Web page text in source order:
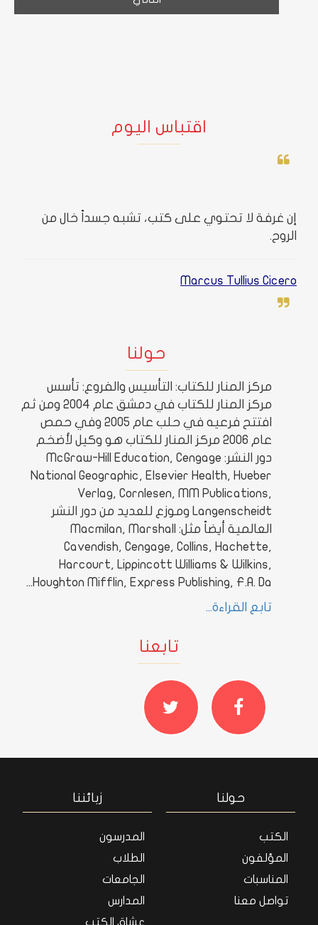
التالي
اقتباس اليوم
إن غرفة لا تحتوي على كتب، تشبه جسداً خال من
الروح.
Marcus Tullius Cicero
حولنا
مركز المنار للكتاب: التأسيس والفروع: تأسس
مركز المنار للكتاب في دمشق عام 2004 ومن ثم
افتتح فرعيه في حلب عام 2005 وفي حمص
عام 2006 مركز المنار للكتاب هو وكيل لأضخم
دور النشر: McGraw-Hill Education, Cengage
National Geographic, Elsevier Health, Hueber
Verlag, Cornlesen, MM Publications,
Langenscheidt وموزع للعديد من دور النشر
العالمية أيضاً مثل: Macmilan, Marshall
Cavendish, Cengage, Collins, Hachette,
Harcourt, Lippincott Williams & Wilkins,
Houghton Mifflin, Express Publishing, F.A. Da...
تابع القراءة...
تابعنا
حولنا
الكتب
المؤلفون
المناسبات
تواصل معنا
زبائننا
المدرسون
الجامعات
المدارس